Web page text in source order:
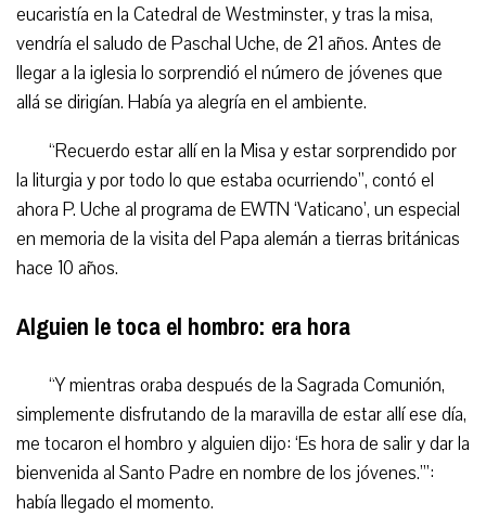
eucaristía en la Catedral de Westminster, y tras la misa,
vendría el saludo de Paschal Uche, de 21 años. Antes de
llegar a la iglesia lo sorprendió el número de jóvenes que
allá se dirigían. Había ya alegría en el ambiente.
“Recuerdo estar allí en la Misa y estar sorprendido por
la liturgia y por todo lo que estaba ocurriendo”, contó el
ahora P. Uche al programa de EWTN ‘Vaticano’, un especial
en memoria de la visita del Papa alemán a tierras británicas
hace 10 años.
Alguien le toca el hombro: era hora
“Y mientras oraba después de la Sagrada Comunión,
simplemente disfrutando de la maravilla de estar allí ese día,
me tocaron el hombro y alguien dijo: ‘Es hora de salir y dar la
bienvenida al Santo Padre en nombre de los jóvenes.’”:
había llegado el momento.